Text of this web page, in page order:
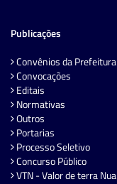
Publicações
Convênios da Prefeitura
Convocações
Editais
Normativas
Outros
Portarias
Processo Seletivo
Concurso Público
VTN - Valor de terra Nua